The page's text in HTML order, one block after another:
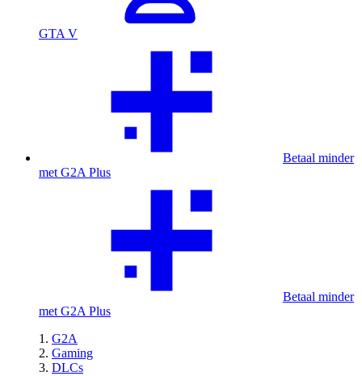
GTA V
Betaal minder
met G2A Plus
Betaal minder
met G2A Plus
G2A
Gaming
DLCs